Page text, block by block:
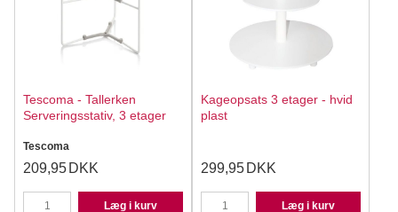
Tescoma - Tallerken
Serveringsstativ, 3 etager
Tescoma
209,95 DKK
Læg i kurv
Kageopsats 3 etager - hvid
plast
299,95 DKK
Læg i kurv